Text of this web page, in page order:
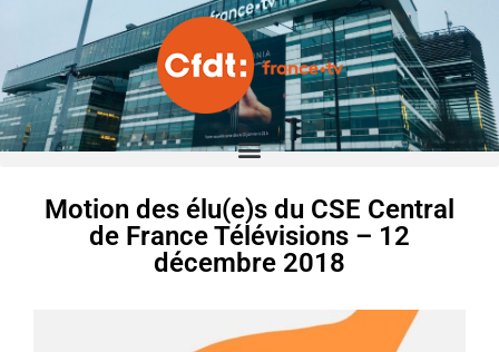
Motion des élu(e)s du CSE Central
de France Télévisions – 12
décembre 2018